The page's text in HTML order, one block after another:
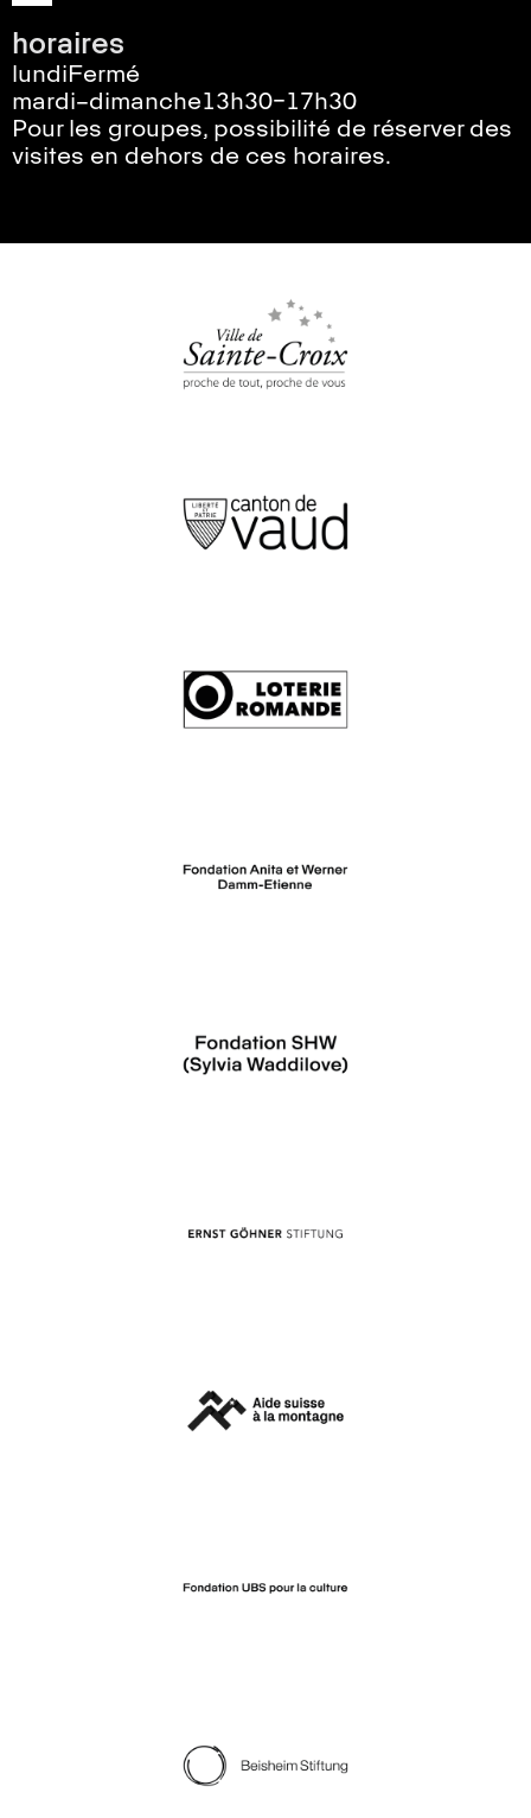
horaires
lundi Fermé
mardi–dimanche13h30–17h30
Pour les groupes, possibilité de réserver des
visites en dehors de ces horaires.